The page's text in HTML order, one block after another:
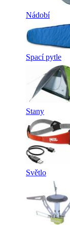
Nádobí
Spací pytle
Stany
Světlo